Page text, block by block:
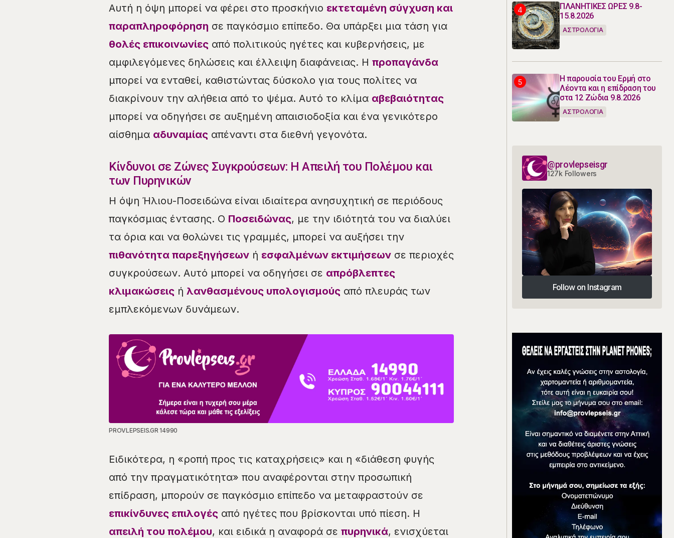
Αυτή η όψη μπορεί να φέρει στο προσκήνιο εκτεταμένη σύγχυση και
παραπληροφόρηση σε παγκόσμιο επίπεδο. Θα υπάρξει μια τάση για
θολές επικοινωνίες από πολιτικούς ηγέτες και κυβερνήσεις, με
αμφιλεγόμενες δηλώσεις και έλλειψη διαφάνειας. Η προπαγάνδα
μπορεί να ενταθεί, καθιστώντας δύσκολο για τους πολίτες να
διακρίνουν την αλήθεια από το ψέμα. Αυτό το κλίμα αβεβαιότητας
μπορεί να οδηγήσει σε αυξημένη απαισιοδοξία και ένα γενικότερο
αίσθημα αδυναμίας απέναντι στα διεθνή γεγονότα.
Κίνδυνοι σε Ζώνες Συγκρούσεων: Η Απειλή του Πολέμου και
των Πυρηνικών
Η όψη Ήλιου-Ποσειδώνα είναι ιδιαίτερα ανησυχητική σε περιόδους
παγκόσμιας έντασης. Ο Ποσειδώνας, με την ιδιότητά του να διαλύει
τα όρια και να θολώνει τις γραμμές, μπορεί να αυξήσει την
πιθανότητα παρεξηγήσεων ή εσφαλμένων εκτιμήσεων σε περιοχές
συγκρούσεων. Αυτό μπορεί να οδηγήσει σε απρόβλεπτες
κλιμακώσεις ή λανθασμένους υπολογισμούς από πλευράς των
εμπλεκόμενων δυνάμεων.
PROVLEPSEIS.GR 14990
Ειδικότερα, η «ροπή προς τις καταχρήσεις» και η «διάθεση φυγής
από την πραγματικότητα» που αναφέρονται στην προσωπική
επίδραση, μπορούν σε παγκόσμιο επίπεδο να μεταφραστούν σε
επικίνδυνες επιλογές από ηγέτες που βρίσκονται υπό πίεση. Η
απειλή του πολέμου, και ειδικά η αναφορά σε πυρηνικά, ενισχύεται
ΠΛΑΝΗΤΙΚΕΣ ΩΡΕΣ 9.8-
15.8.2026
ΑΣΤΡΟΛΟΓΙΑ
Η παρουσία του Ερμή στο
Λέοντα και η επίδραση του
στα 12 Ζώδια 9.8.2026
ΑΣΤΡΟΛΟΓΙΑ
@provlepseisgr
127k Followers
Follow on Instagram
Follow on Instagram